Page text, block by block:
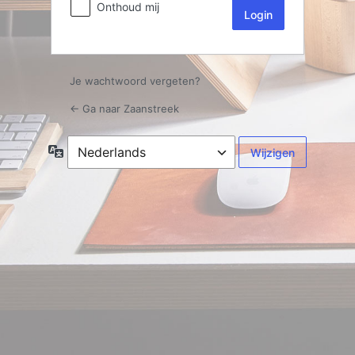
Onthoud mij
Je wachtwoord vergeten?
← Ga naar Zaanstreek
Taal